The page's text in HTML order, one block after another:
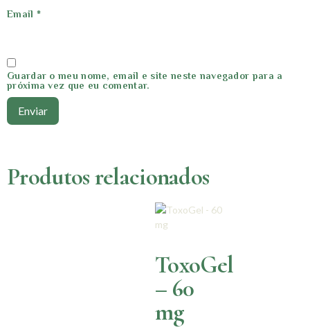
Email *
Guardar o meu nome, email e site neste navegador para a
próxima vez que eu comentar.
Produtos relacionados
ToxoGel
– 60
mg